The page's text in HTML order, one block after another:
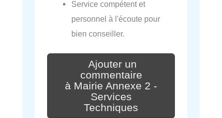
Service compétent et
personnel à l'écoute pour
bien conseiller.
Ajouter un
commentaire
à Mairie Annexe 2 -
Services
Techniques